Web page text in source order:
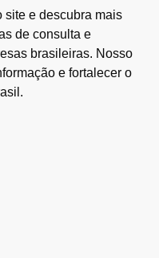
site e descubra mais
de consulta e
brasileiras. Nosso
e fortalecer o